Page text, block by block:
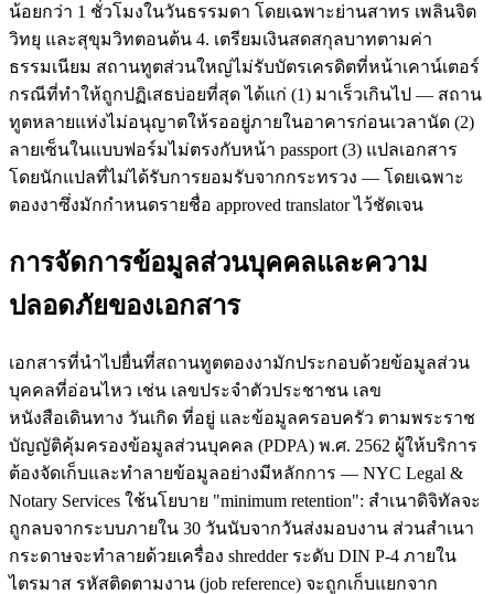
น้อยกว่า 1 ชั่วโมงในวันธรรมดา โดยเฉพาะย่านสาทร เพลินจิต
วิทยุ และสุขุมวิทตอนต้น 4. เตรียมเงินสดสกุลบาทตามค่า
ธรรมเนียม สถานทูตส่วนใหญ่ไม่รับบัตรเครดิตที่หน้าเคาน์เตอร์
กรณีที่ทำให้ถูกปฏิเสธบ่อยที่สุด ได้แก่ (1) มาเร็วเกินไป — สถาน
ทูตหลายแห่งไม่อนุญาตให้รออยู่ภายในอาคารก่อนเวลานัด (2)
ลายเซ็นในแบบฟอร์มไม่ตรงกับหน้า passport (3) แปลเอกสาร
โดยนักแปลที่ไม่ได้รับการยอมรับจากกระทรวง — โดยเฉพาะ
ตองงาซึ่งมักกำหนดรายชื่อ approved translator ไว้ชัดเจน
การจัดการข้อมูลส่วนบุคคลและความ
ปลอดภัยของเอกสาร
เอกสารที่นำไปยื่นที่สถานทูตตองงามักประกอบด้วยข้อมูลส่วน
บุคคลที่อ่อนไหว เช่น เลขประจำตัวประชาชน เลข
หนังสือเดินทาง วันเกิด ที่อยู่ และข้อมูลครอบครัว ตามพระราช
บัญญัติคุ้มครองข้อมูลส่วนบุคคล (PDPA) พ.ศ. 2562 ผู้ให้บริการ
ต้องจัดเก็บและทำลายข้อมูลอย่างมีหลักการ — NYC Legal &
Notary Services ใช้นโยบาย "minimum retention": สำเนาดิจิทัลจะ
ถูกลบจากระบบภายใน 30 วันนับจากวันส่งมอบงาน ส่วนสำเนา
กระดาษจะทำลายด้วยเครื่อง shredder ระดับ DIN P-4 ภายใน
ไตรมาส รหัสติดตามงาน (job reference) จะถูกเก็บแยกจาก